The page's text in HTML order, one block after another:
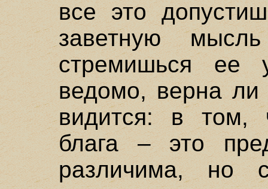
все это
заветную
стремишься ее
ведомо, верна
видится: в том,
блага – это
различима, но